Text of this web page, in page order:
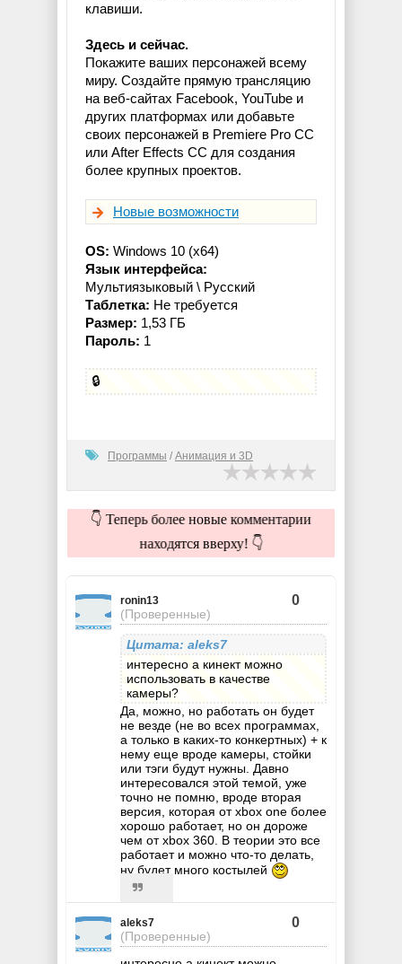
клавиши.
Здесь и сейчас.
Покажите ваших персонажей всему
миру. Создайте прямую трансляцию
на веб-сайтах Facebook, YouTube и
других платформах или добавьте
своих персонажей в Premiere Pro CC
или After Effects CC для создания
более крупных проектов.
Новые возможности
OS: Windows 10 (x64)
Язык интерфейса:
Мультиязыковый \ Русский
Таблетка: Не требуется
Размер: 1,53 ГБ
Пароль: 1
🔒
Программы / Анимация и 3D
👇 Теперь более новые комментарии
находятся вверху! 👇
ronin13
(Проверенные)
0
Цитата: aleks7
интересно а кинект можно
использовать в качестве
камеры?
Да, можно, но работать он будет
не везде (не во всех программах,
а только в каких-то конкертных) + к
нему еще вроде камеры, стойки
или тэги будут нужны. Давно
интересовался этой темой, уже
точно не помню, вроде вторая
версия, которая от xbox one более
хорошо работает, но он дороже
чем от xbox 360. В теории это все
работает и можно что-то делать,
ну будет много костылей
aleks7
(Проверенные)
0